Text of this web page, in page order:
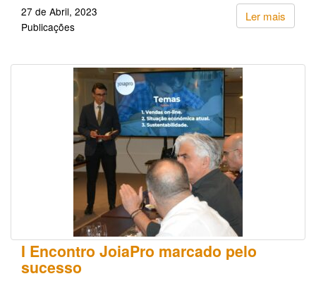
Ler mais
27 de Abril, 2023
Publicações
I Encontro JoiaPro marcado pelo
sucesso